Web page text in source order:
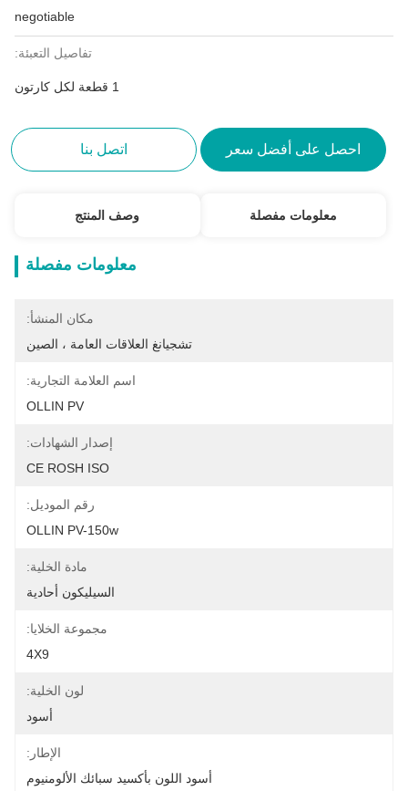
negotiable
تفاصيل التعبئة:
1 قطعة لكل كارتون
احصل على أفضل سعر اتصل بنا
معلومات مفصلة وصف المنتج
معلومات مفصلة
مكان المنشأ:
تشجيانغ العلاقات العامة ، الصين
اسم العلامة التجارية:
OLLIN PV
إصدار الشهادات:
CE ROSH ISO
رقم الموديل:
OLLIN PV-150w
مادة الخلية:
السيليكون أحادية
مجموعة الخلايا:
4X9
لون الخلية:
أسود
الإطار:
أسود اللون بأكسيد سبائك الألومنيوم